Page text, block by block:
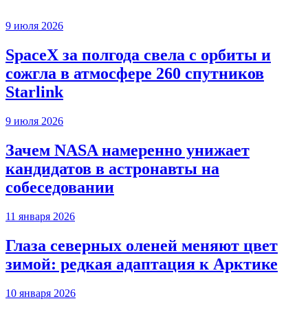
9 июля 2026
SpaceX за полгода свела с орбиты и
сожгла в атмосфере 260 спутников
Starlink
9 июля 2026
Зачем NASA намеренно унижает
кандидатов в астронавты на
собеседовании
11 января 2026
Глаза северных оленей меняют цвет
зимой: редкая адаптация к Арктике
10 января 2026